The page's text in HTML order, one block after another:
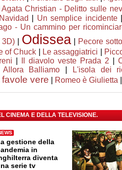
Agata Christian - Delitto sulle
Un semplice incidente
- Un cammino per
3D) Odissea
Pecore
of Chuck Le assaggiatrici
Il diavolo veste Prada 2
Allora Balliamo
L'isola dei
vere Romeo è Giulietta
CINEMA E DELLA TELEVISIONE.
gestione della
in
diventa
serie tv